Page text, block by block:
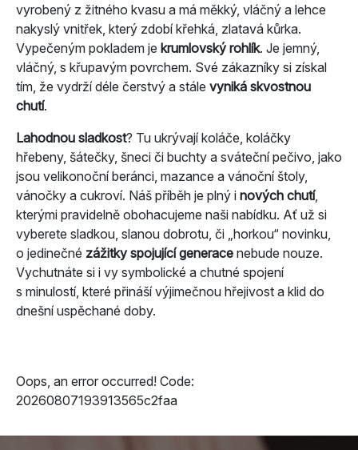
vyrobený z žitného kvasu a má měkký, vláčný a lehce
nakyslý vnitřek, který zdobí křehká, zlatavá kůrka.
Vypečeným pokladem je krumlovský rohlík. Je jemný,
vláčný, s křupavým povrchem. Své zákazníky si získal
tím, že vydrží déle čerstvý a stále vyniká skvostnou
chutí.
Lahodnou sladkost? Tu ukrývají koláče, koláčky
hřebeny, šátečky, šneci či buchty a sváteční pečivo, jako
jsou velikonoční beránci, mazance a vánoční štoly,
vánočky a cukroví. Náš příběh je plný i nových chutí,
kterými pravidelně obohacujeme naši nabídku. Ať už si
vyberete sladkou, slanou dobrotu, či „horkou“ novinku,
o jedinečné zážitky spojující generace nebude nouze.
Vychutnáte si i vy symbolické a chutné spojení
s minulostí, které přináší výjimečnou hřejivost a klid do
dnešní uspěchané doby.
Oops, an error occurred! Code:
20260807193913565c2faa